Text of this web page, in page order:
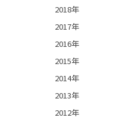
2018年
2017年
2016年
2015年
2014年
2013年
2012年